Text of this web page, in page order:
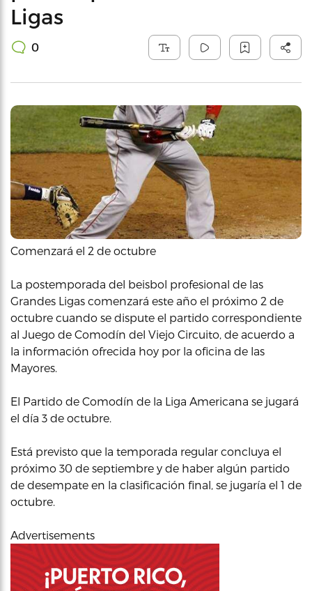
Ligas
0
Comenzará el 2 de octubre
La postemporada del beisbol profesional de las
Grandes Ligas comenzará este año el próximo 2 de
octubre cuando se dispute el partido correspondiente
al Juego de Comodín del Viejo Circuito, de acuerdo a
la información ofrecida hoy por la oficina de las
Mayores.
El Partido de Comodín de la Liga Americana se jugará
el día 3 de octubre.
Está previsto que la temporada regular concluya el
próximo 30 de septiembre y de haber algún partido
de desempate en la clasificación final, se jugaría el 1 de
octubre.
Advertisements